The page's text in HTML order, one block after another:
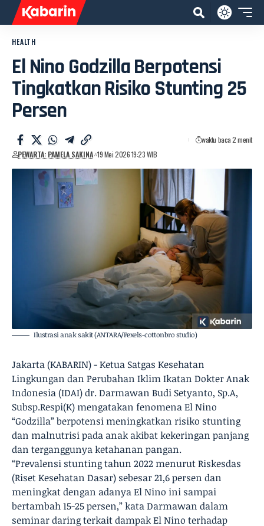
HEALTH
El Nino Godzilla Berpotensi
Tingkatkan Risiko Stunting 25
Persen
PEWARTA: PAMELA SAKINA 19 Mei 2026 19:23 WIB
waktu baca 2 menit
Ilustrasi anak sakit (ANTARA/Pexels-cottonbro studio)
Jakarta (KABARIN) - Ketua Satgas Kesehatan
Lingkungan dan Perubahan Iklim Ikatan Dokter Anak
Indonesia (IDAI) dr. Darmawan Budi Setyanto, Sp.A,
Subsp.Respi(K) mengatakan fenomena El Nino
“Godzilla” berpotensi meningkatkan risiko stunting
dan malnutrisi pada anak akibat kekeringan panjang
dan terganggunya ketahanan pangan.
“Prevalensi stunting tahun 2022 menurut Riskesdas
(Riset Kesehatan Dasar) sebesar 21,6 persen dan
meningkat dengan adanya El Nino ini sampai
bertambah 15-25 persen,” kata Darmawan dalam
seminar daring terkait dampak El Nino terhadap